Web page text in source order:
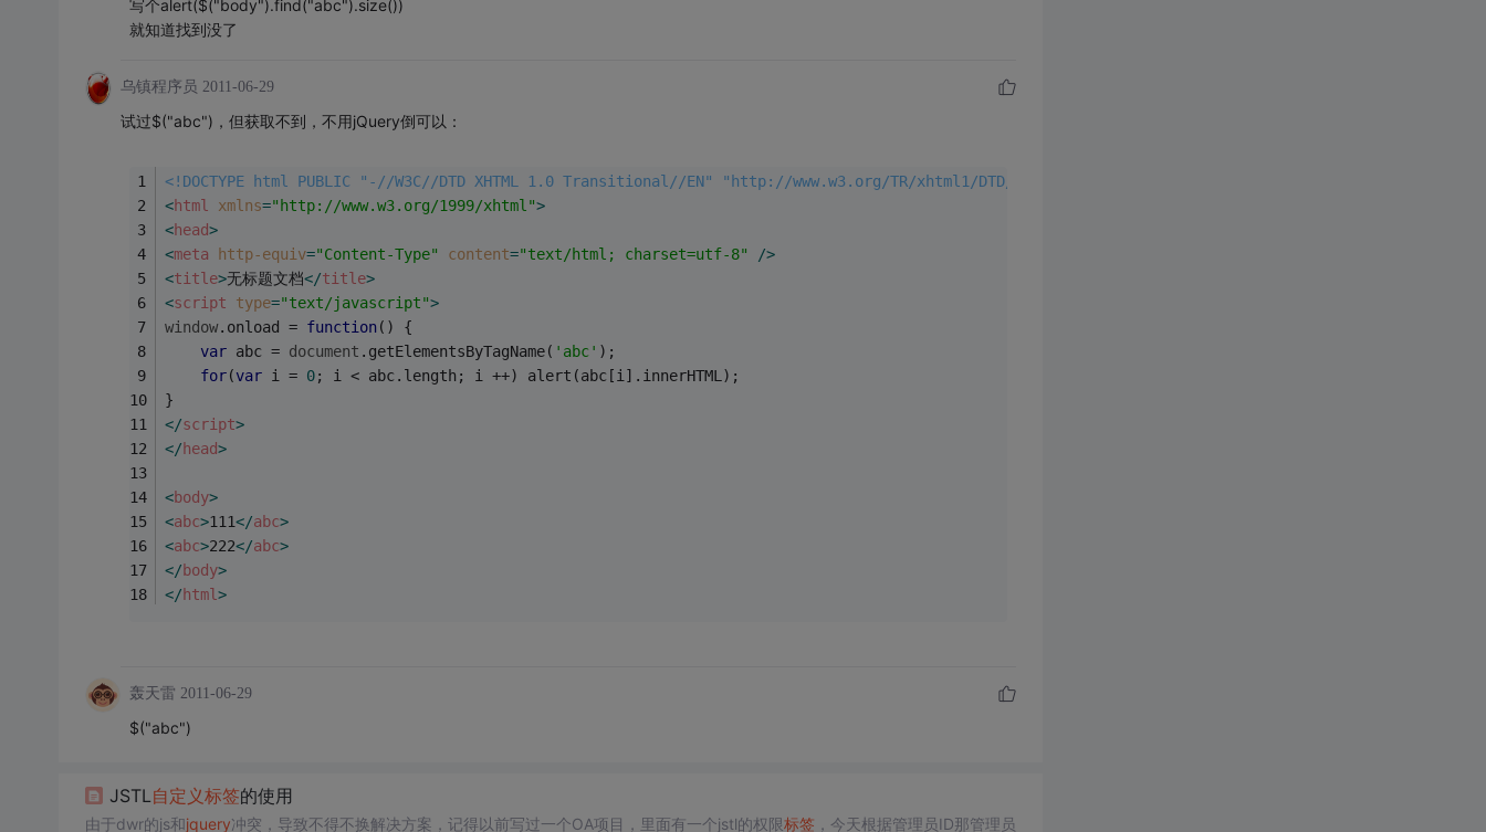
写个alert($("body").find("abc").size())
就知道找到没了
乌镇程序员 2011-06-29
试过$("abc")，但获取不到，不用jQuery倒可以：
<!DOCTYPE html PUBLIC "-//W3C//DTD XHTML 1.0 Transitional//EN" "http://www.w3.org/TR/xhtml1/DTD/xhtml1-transitional.dtd">
<html xmlns="http://www.w3.org/1999/xhtml">
<head>
<meta http-equiv="Content-Type" content="text/html; charset=utf-8" />
<title>无标题文档</title>
<script type="text/javascript">
window.onload = function( ) {
var abc = document .getElementsByTagName( 'abc' );
for(var i = 0; i < abc.length; i ++) alert(abc[i].innerHTML);
}
</script>
</head>
<body>
<abc>111</abc>
<abc>222</abc>
</body>
</html >
轰天雷 2011-06-29
$("abc")
JSTL自定义标签的使用
由于dwr的js和jquery冲突，导致不得不换解决方案，记得以前写过一个OA项目，里面有一个jstl的权限标签 ，今天根据管理员ID那管理员